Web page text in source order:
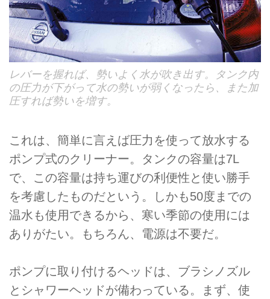
レバーを握れば、勢いよく水が吹き出す。タンク内
の圧力が下がって水の勢いが弱くなったら、また加
圧すれば勢いを増す。
これは、簡単に言えば圧力を使って放水する
ポンプ式のクリーナー。タンクの容量は7L
で、この容量は持ち運びの利便性と使い勝手
を考慮したものだという。しかも50度までの
温水も使用できるから、寒い季節の使用には
ありがたい。もちろん、電源は不要だ。
ポンプに取り付けるヘッドは、ブラシノズル
とシャワーヘッドが備わっている。まず、使